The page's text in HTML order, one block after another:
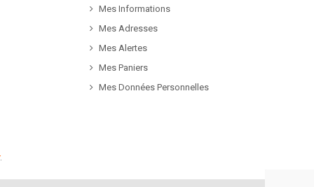
Mes Informations
Mes Adresses
Mes Alertes
Mes Paniers
Mes Données Personnelles
.